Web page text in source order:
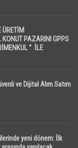
PAZARINI GPPS
” İLE
ve Dijital Alım Satım
yeni dönem: İlk